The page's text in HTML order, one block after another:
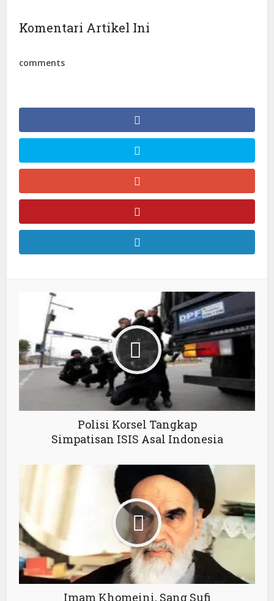
Komentari Artikel Ini
comments
Polisi Korsel Tangkap
Simpatisan ISIS Asal Indonesia
Imam Khomeini, Sang Sufi